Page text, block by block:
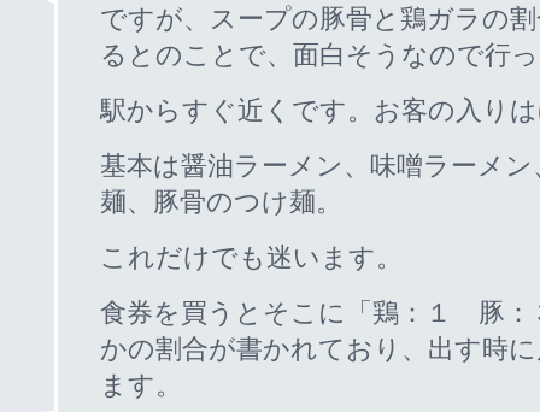
ですが、スープの豚骨と鶏ガラの
るとのことで、面白そうなので行
駅からすぐ近くです。お客の入り
基本は醤油ラーメン、味噌ラーメ
麺、豚骨のつけ麺。
これだけでも迷います。
食券を買うとそこに「鶏：１ 豚：
かの割合が書かれており、出す時
ます。